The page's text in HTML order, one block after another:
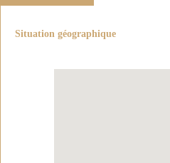
Situation géographique